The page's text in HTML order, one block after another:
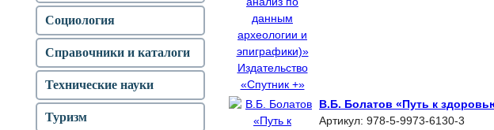
В.Б. Болатов «Путь к
Артикул: 978-5-9973-6130-3
Социология
Справочники и каталоги
Технические науки
Туризм